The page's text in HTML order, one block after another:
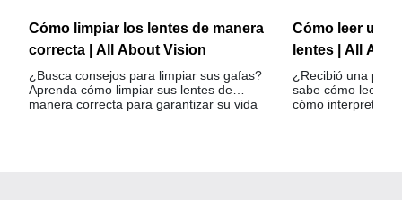
Cómo limpiar los lentes de manera
correcta | All About Vision
¿Busca consejos para limpiar sus gafas?
Aprenda cómo limpiar sus lentes de
manera correcta para garantizar su vida
Cómo leer una
lentes | All
¿Recibió una
sabe cómo leerla?
cómo interpretar